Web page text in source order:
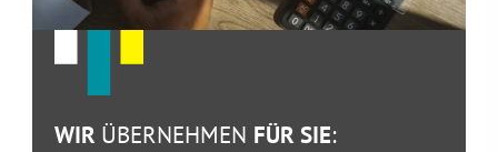
WIR ÜBERNEHMEN FÜR SIE: